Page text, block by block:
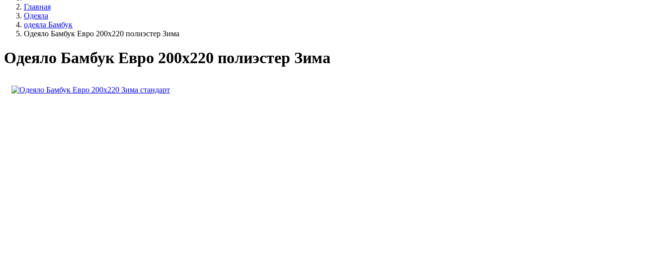
Главная
Одеяла
одеяла Бамбук
Одеяло Бамбук Евро 200х220 полиэстер Зима
Одеяло Бамбук Евро 200х220 полиэстер Зима